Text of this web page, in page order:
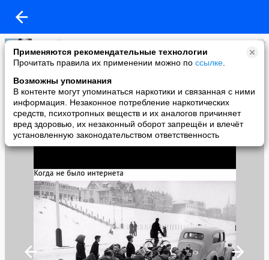
Применяются рекомендательные технологии
Прочитать правила их применении можно по ссылке
Возможны упоминания
В контенте могут упоминаться наркотики и связанная с ними
информация. Незаконное потребление наркотических
средств, психотропных веществ и их аналогов причиняет
вред здоровью, их незаконный оборот запрещён и влечёт
установленную законодательством ответственность
сергей давыдов
added a photo
19 Feb в 22:09